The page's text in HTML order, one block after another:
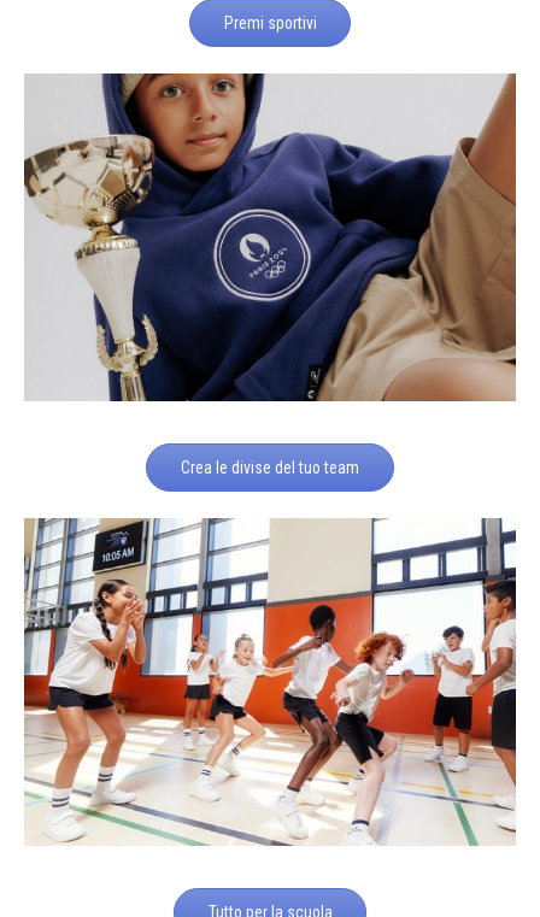
Premi sportivi
Crea le divise del tuo team
Tutto per la scuola